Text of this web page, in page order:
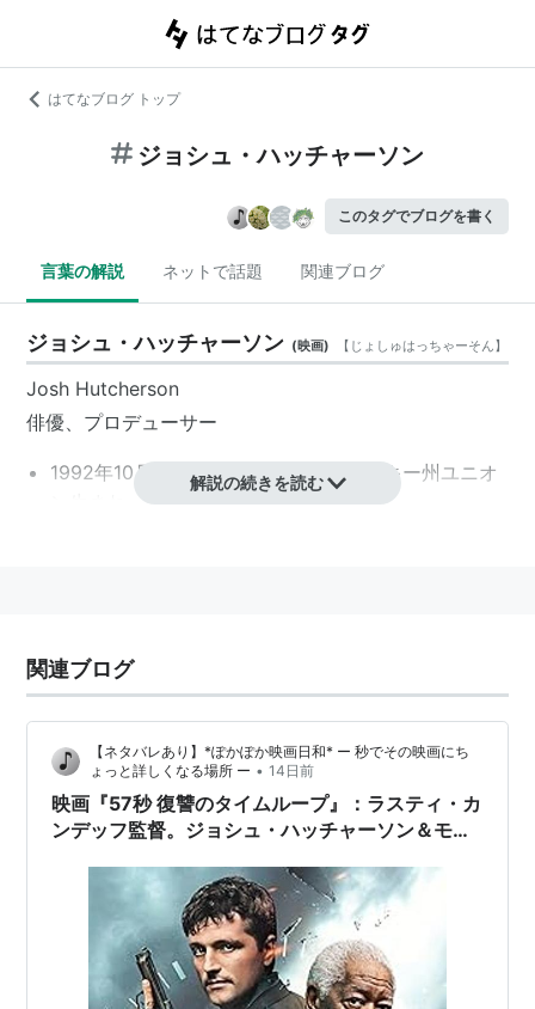
はてなブログ トップ
ジョシュ・ハッチャーソン
このタグでブログを書く
言葉の解説 ネットで話題 関連ブログ
ジョシュ・ハッチャーソン (映画) 【 じょしゅはっちゃーそん】
Josh Hutcherson
俳優、プロデューサー
1992年10月12日、アメリカ／ケンタッキー州ユニオ
ハンガー・ゲーム FINAL：レボリューション
ハンガー・ゲーム FINAL：レジスタンス （2014） 出
演
ハンガー・ゲーム2（2013） 出演
レッド・ドーン （2012） 出演
ハンガー・ゲーム（2012） 出演
セブン・デイズ・イン・ハバナ（2012） 出演
センター・オブ・ジ・アース2 神秘の島
解説の続きを読む
関連ブログ
【ネタバレあり】*ぽかぽか映画日和* ー 秒でその映画にち
ょっと詳しくなる場所 ー • 14日前
映画『57秒 復讐のタイムループ』：ラスティ・カ
ンデッフ監督。ジョシュ・ハッチャーソン＆モー
える神秘の指輪を手に、巨大な陰謀と悲痛な復讐
に立ち向かう緊迫のタイムスリラー